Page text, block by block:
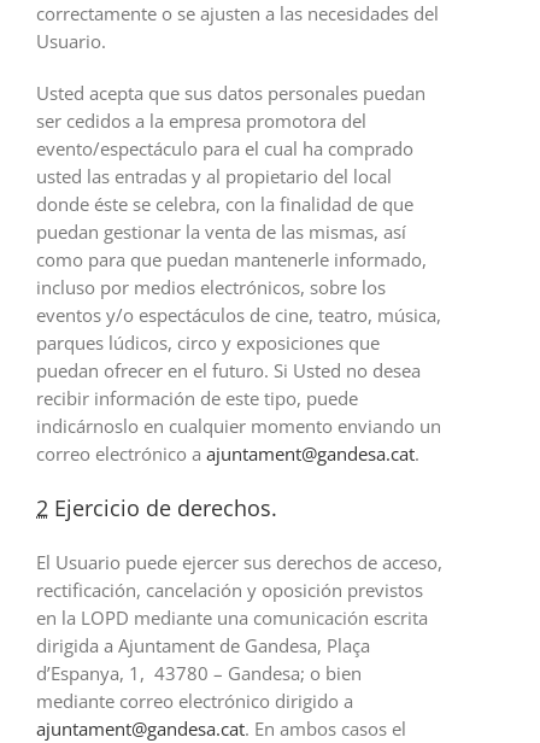
correctamente o se ajusten a las necesidades del
Usuario.
Usted acepta que sus datos personales puedan
ser cedidos a la empresa promotora del
evento/espectáculo para el cual ha comprado
usted las entradas y al propietario del local
donde éste se celebra, con la finalidad de que
puedan gestionar la venta de las mismas, así
como para que puedan mantenerle informado,
incluso por medios electrónicos, sobre los
eventos y/o espectáculos de cine, teatro, música,
parques lúdicos, circo y exposiciones que
puedan ofrecer en el futuro. Si Usted no desea
recibir información de este tipo, puede
indicárnoslo en cualquier momento enviando un
correo electrónico a ajuntament@gandesa.cat.
2 Ejercicio de derechos.
El Usuario puede ejercer sus derechos de acceso,
rectificación, cancelación y oposición previstos
en la LOPD mediante una comunicación escrita
dirigida a Ajuntament de Gandesa, Plaça
d’Espanya, 1, 43780 – Gandesa; o bien
mediante correo electrónico dirigido a
ajuntament@gandesa.cat. En ambos casos el